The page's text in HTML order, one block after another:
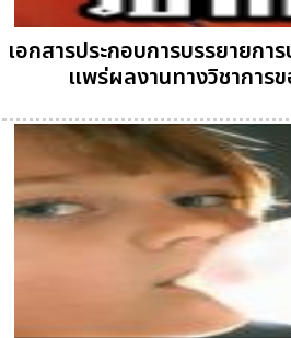
เอกสารประกอบการบรรยายกา
แพร่ผลงานทางวิชาการ